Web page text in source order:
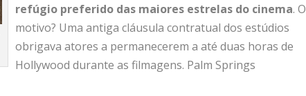
refúgio preferido das maiores estrelas do cinema. O
motivo? Uma antiga cláusula contratual dos estúdios
obrigava atores a permanecerem a até duas horas de
Hollywood durante as filmagens. Palm Springs